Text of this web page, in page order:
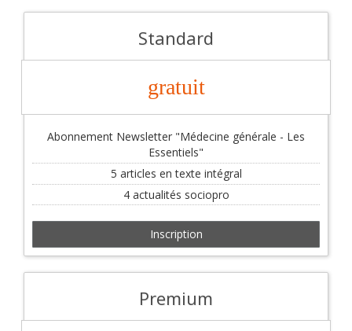
Standard
gratuit
Abonnement Newsletter "Médecine générale - Les
Essentiels"
5 articles en texte intégral
4 actualités sociopro
Inscription
Premium